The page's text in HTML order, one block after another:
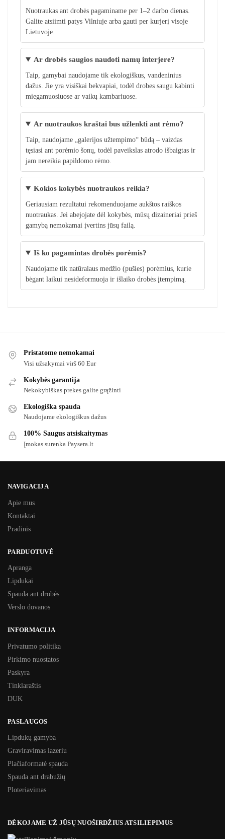
Nuotraukas ant drobės pagaminame per 1–2 darbo dienas.
Galite atsiimti patys Vilniuje arba gauti per kurjerį visoje
Lietuvoje.
Ar drobės saugios naudoti namų interjere?
Taip, gamybai naudojame tik ekologiškus, vandeninius
dažus. Jie yra visiškai bekvapiai, todėl drobes saugu kabinti
miegamuosiuose ar vaikų kambariuose.
Ar nuotraukos kraštai bus užlenkti ant rėmo?
Taip, naudojame „galerijos užtempimo“ būdą – vaizdas
tęsiasi ant porėmio šonų, todėl paveikslas atrodo išbaigtas ir
jam nereikia papildomo rėmo.
Kokios kokybės nuotraukos reikia?
Geriausiam rezultatui rekomenduojame aukštos raiškos
nuotraukas. Jei abejojate dėl kokybės, mūsų dizaineriai prieš
gamybą nemokamai įvertins jūsų failą.
Iš ko pagamintas drobės porėmis?
Naudojame tik natūralaus medžio (pušies) porėmius, kurie
bėgant laikui nesideformuoja ir išlaiko drobės įtempimą.
Pristatome nemokamai
Visi užsakymai virš 60 Eur
Kokybės garantija
Nekokybiškas prekes galite grąžinti
Ekologiška spauda
Naudojame ekologiškus dažus
100% Saugus atsiskaitymas
Įmokas surenka Paysera.lt
NAVIGACIJA
Apie mus
Kontaktai
Pradinis
PARDUOTUVĖ
Apranga
Lipdukai
Spauda ant drobės
Verslo dovanos
INFORMACIJA
Privatumo politika
Pirkimo nuostatos
Paskyra
Tinklaraštis
DUK
PASLAUGOS
Lipdukų gamyba
Graviravimas lazeriu
Plačiaformatė spauda
Spauda ant drabužių
Ploteriavimas
DĖKOJAME UŽ JŪSŲ NUOŠIRDŽIUS ATSILIEPIMUS